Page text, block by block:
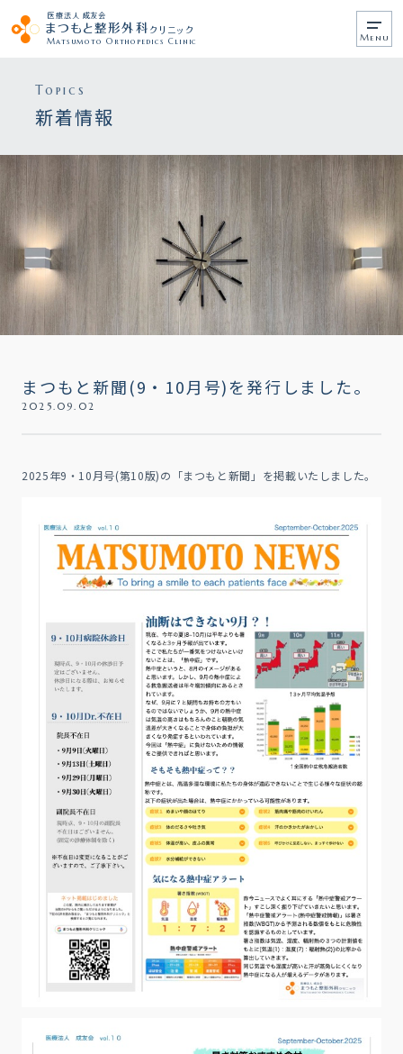
Topics
新着情報
医療法人 成友会
まつもと整形外科 クリニック
Matsumoto Orthopedics Clinic ニ
まつもと新聞(9・10月号)を発行しました。
2025.09.02
2025年9・10月号(第10版)の「まつもと新聞」を掲載いたしました。